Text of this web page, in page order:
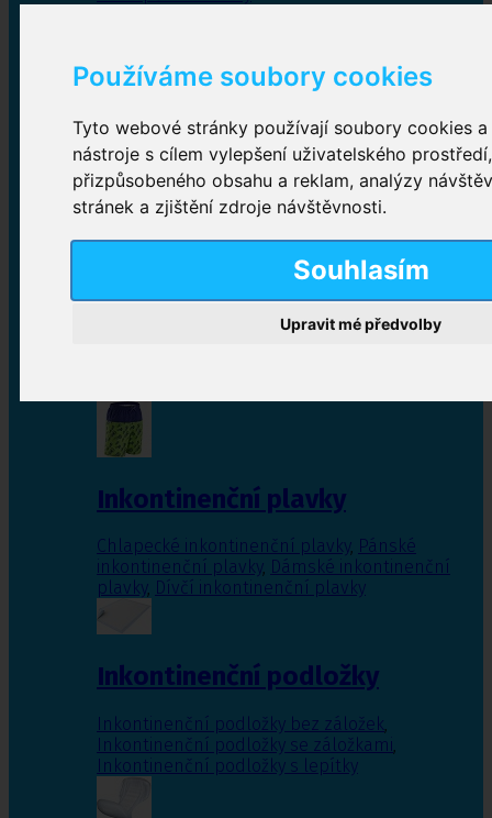
Používáme soubory cookies
Tyto webové stránky používají soubory cookies
nástroje s cílem vylepšení uživatelského
přizpůsobeného obsahu a reklam, analýzy
stránek a zjištění zdroje návštěvnosti.
Souhlasím
Upravit mé předvolby
Inkontinenční kalhotky
Plenkové kalhotky navlékací,Plenkové kalhotky
zalepovací,Inkontinenční kalhotky dámské
Inkontinenční vložky
Inkontinenční plavky
Chlapecké inkontinenční plavky, Pánské
inkontinenční plavky, Dámské inkontinenční
plavky, Dívčí inkontinenční plavky
Inkontinenční podložky
Inkontinenční podložky bez záložek,
Inkontinenční podložky se záložkami,
Inkontinenční podložky s lepítky